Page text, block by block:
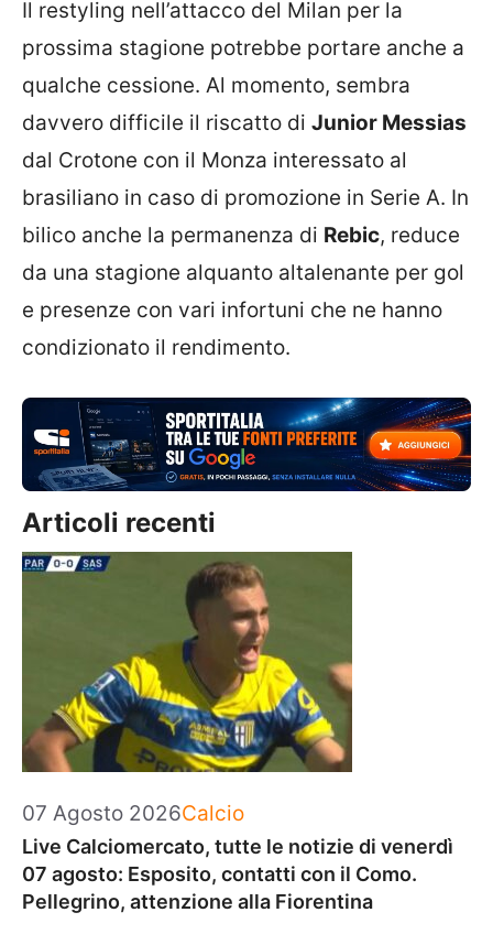
Il restyling nell’attacco del Milan per la
prossima stagione potrebbe portare anche a
qualche cessione. Al momento, sembra
davvero difficile il riscatto di Junior Messias
dal Crotone con il Monza interessato al
brasiliano in caso di promozione in Serie A. In
bilico anche la permanenza di Rebic, reduce
da una stagione alquanto altalenante per gol
e presenze con vari infortuni che ne hanno
condizionato il rendimento.
Articoli recenti
07 Agosto 2026Categorie
Calcio
Live Calciomercato, tutte le notizie di venerdì
07 agosto: Esposito, contatti con il Como.
Pellegrino, attenzione alla Fiorentina